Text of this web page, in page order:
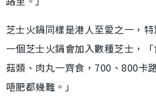
芝士火鍋同樣是港人至愛之一，
一個芝士火鍋會加入數種芝士，
菇類、肉丸一齊食，700、800卡
唔肥都幾難。」